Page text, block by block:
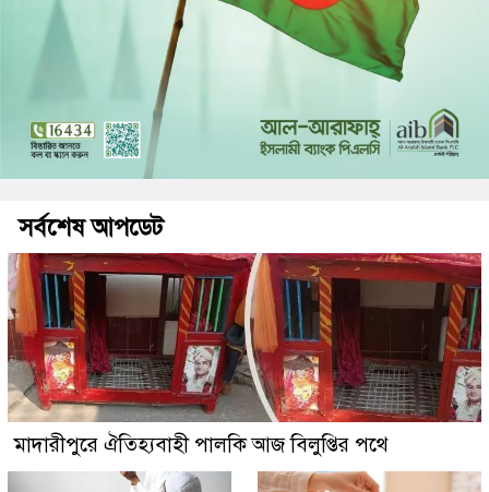
সর্বশেষ আপডেট
মাদারীপুরে ঐতিহ্যবাহী পালকি আজ বিলুপ্তির পথে